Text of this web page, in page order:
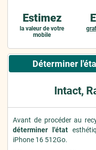
Estimez
la valeur de votre
mobile
Déterminer
Intact,
Avant de procéder au
déterminer l'état
iPhone 16 512Go.